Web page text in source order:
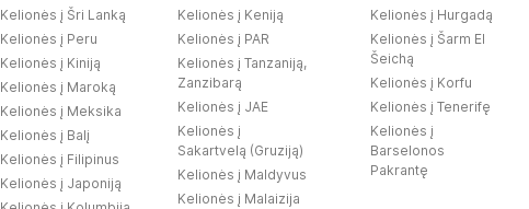
Kelionės į Šri Lanką
Kelionės į Peru
Kelionės į Kiniją
Kelionės į Maroką
Kelionės į Meksika
Kelionės į Balį
Kelionės į Filipinus
Kelionės į Japoniją
Kelionės į Keniją
Kelionės į PAR
Kelionės į Tanzaniją,
Zanzibarą
Kelionės į JAE
Kelionės į
Sakartvelą (Gruziją)
Kelionės į Maldyvus
Kelionės į Malaizija
Kelionės į Hurgadą
Kelionės į Šarm El
Šeichą
Kelionės į Korfu
Kelionės į Tenerifę
Kelionės į
Barselonos
Pakrantę